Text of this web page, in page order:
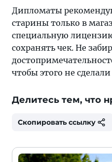
Дипломаты
старины только в
специальную
сохранять чек. Не
чтобы этого не
Делитесь тем, что
Скопировать ссылку